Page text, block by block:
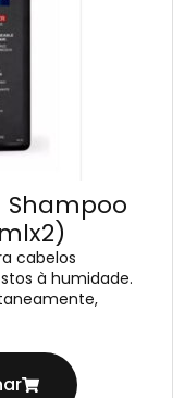
Shampoo
cabelos
à humidade.